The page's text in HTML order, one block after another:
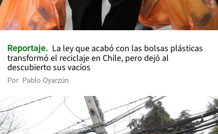
Reportaje
La ley que acabó con las bolsas plásticas
transformó el reciclaje en Chile, pero dejó al
descubierto sus vacíos
Por Pablo Oyarzún